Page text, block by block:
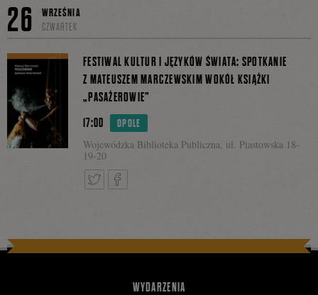
się
na
Facebooku
26
WRZEŚNIA
CZWARTEK
17:00 OPOLE
Wojewódzka Biblioteka Publiczna, ul. Piastowska 18-
19-20
FESTIWAL KULTUR I JĘZYKÓW ŚWIATA: SPOTKANIE
Z MATEUSZEM MARCZEWSKIM WOKÓŁ KSIĄŻKI
„PASAŻEROWIE”
WYDARZENIA